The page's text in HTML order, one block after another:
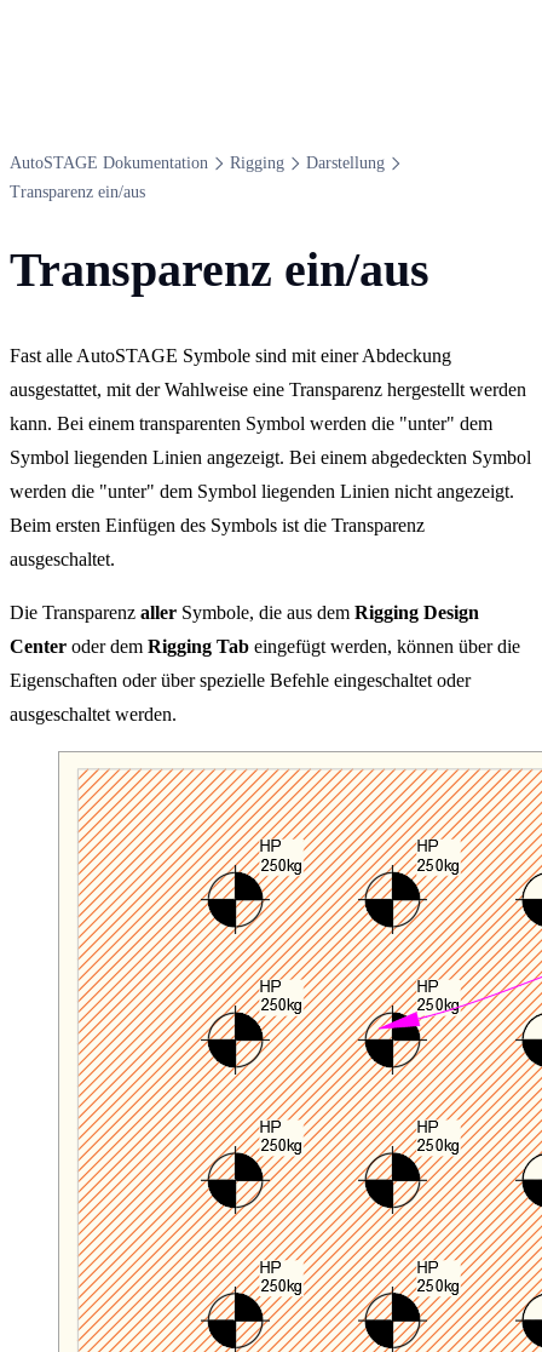
Auto​STAGE Dokumentation Rigging
Darstellung
Transparenz ein/aus
Transparenz ein/aus
Fast alle AutoSTAGE Symbole sind mit einer Abdeckung
ausgestattet, mit der Wahlweise eine Transparenz hergestellt werden
kann. Bei einem transparenten Symbol werden die "unter" dem
Symbol liegenden Linien angezeigt. Bei einem abgedeckten Symbol
werden die "unter" dem Symbol liegenden Linien nicht angezeigt.
Beim ersten Einfügen des Symbols ist die Transparenz
ausgeschaltet.
Die Transparenz aller Symbole, die aus dem Rigging Design
Center oder dem Rigging Tab eingefügt werden, können über die
Eigenschaften oder über spezielle Befehle eingeschaltet oder
ausgeschaltet werden.